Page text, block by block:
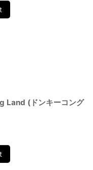
Land (ドンキーコング